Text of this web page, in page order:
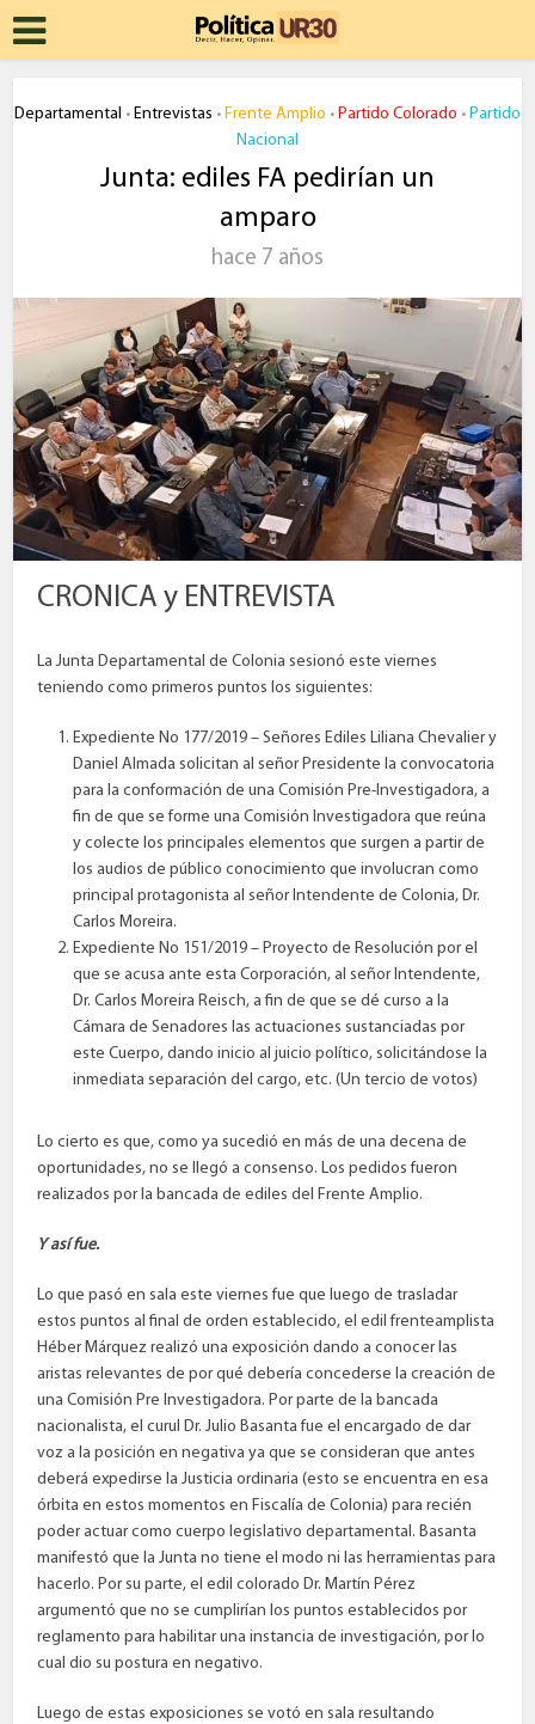
Departamental • Entrevistas • Frente Amplio • Partido Colorado • Partido
Nacional
Junta: ediles FA pedirían un
amparo
hace 7 años
CRONICA y ENTREVISTA
La Junta Departamental de Colonia sesionó este viernes
teniendo como primeros puntos los siguientes:
Expediente No 177/2019 – Señores Ediles Liliana Chevalier y
Daniel Almada solicitan al señor Presidente la convocatoria
para la conformación de una Comisión Pre-Investigadora, a
fin de que se forme una Comisión Investigadora que reúna
y colecte los principales elementos que surgen a partir de
los audios de público conocimiento que involucran como
principal protagonista al señor Intendente de Colonia, Dr.
Carlos Moreira.
Expediente No 151/2019 – Proyecto de Resolución por el
que se acusa ante esta Corporación, al señor Intendente,
Dr. Carlos Moreira Reisch, a fin de que se dé curso a la
Cámara de Senadores las actuaciones sustanciadas por
este Cuerpo, dando inicio al juicio político, solicitándose la
inmediata separación del cargo, etc. (Un tercio de votos)
Lo cierto es que, como ya sucedió en más de una decena de
oportunidades, no se llegó a consenso. Los pedidos fueron
realizados por la bancada de ediles del Frente Amplio.
Y así fue.
Lo que pasó en sala este viernes fue que luego de trasladar
estos puntos al final de orden establecido, el edil frenteamplista
Héber Márquez realizó una exposición dando a conocer las
aristas relevantes de por qué debería concederse la creación de
una Comisión Pre Investigadora. Por parte de la bancada
nacionalista, el curul Dr. Julio Basanta fue el encargado de dar
voz a la posición en negativa ya que se consideran que antes
deberá expedirse la Justicia ordinaria (esto se encuentra en esa
órbita en estos momentos en Fiscalía de Colonia) para recién
poder actuar como cuerpo legislativo departamental. Basanta
manifestó que la Junta no tiene el modo ni las herramientas para
hacerlo. Por su parte, el edil colorado Dr. Martín Pérez
argumentó que no se cumplirían los puntos establecidos por
reglamento para habilitar una instancia de investigación, por lo
cual dio su postura en negativo.
Luego de estas exposiciones se votó en sala resultando